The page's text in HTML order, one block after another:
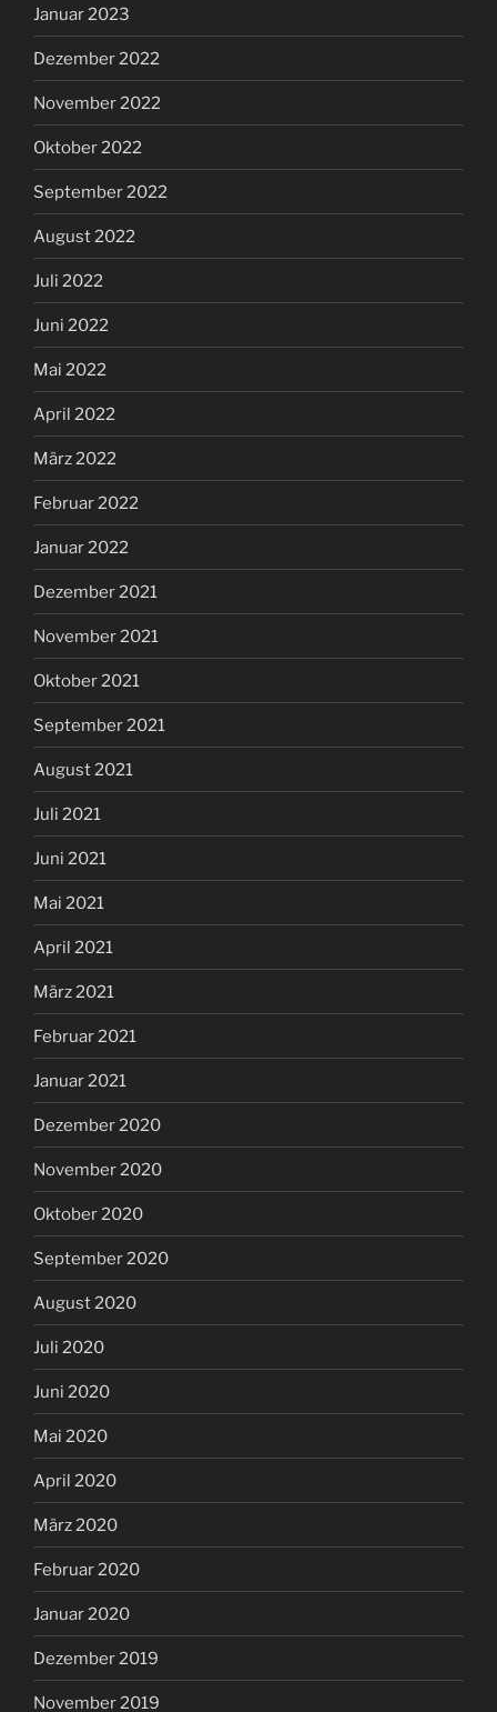
Januar 2023
Dezember 2022
November 2022
Oktober 2022
September 2022
August 2022
Juli 2022
Juni 2022
Mai 2022
April 2022
März 2022
Februar 2022
Januar 2022
Dezember 2021
November 2021
Oktober 2021
September 2021
August 2021
Juli 2021
Juni 2021
Mai 2021
April 2021
März 2021
Februar 2021
Januar 2021
Dezember 2020
November 2020
Oktober 2020
September 2020
August 2020
Juli 2020
Juni 2020
Mai 2020
April 2020
März 2020
Februar 2020
Januar 2020
Dezember 2019
November 2019